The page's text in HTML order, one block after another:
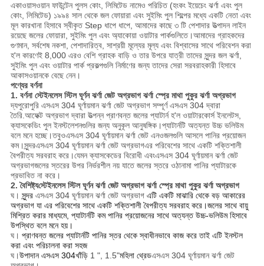
একাওয়াসওয়ান ফাউন্টেন পুলস কোং, লিমিটেড নামেও পরিচিত (হংকং ইয়েচেং ঝর্ণা এবং পুল
কোং, লিমিটেড) ১৯৯৪ সাল থেকে জল ফোয়ারা এবং সুইমিং পুল শিল্পের মধ্যে একটি নেতা এবং
মূল কারখানা হিসাবে স্বীকৃত Step ধাপে ধাপে, আমাদের কাছে ৩ টি পেশাদার উত্পাদন লাইন
রয়েছে জলের ফোয়ারা, সুইমিং পুল এবং অ্যাকোয়া ওয়াটার পার্কগুলিতে।আমাদের গ্রাহকদের
গুণমান, সর্বশেষ নকশা, পেশাদারিত্ব, সাশ্রয়ী মূল্যের মূল্য এবং বিশ্বাসের সাথে পরিবেশন করা
হ'ল কারণেই 8,000 এরও বেশি গ্রাহক বাড়ি ও তার উপরে যাত্রী তাদের সুন্দর জল ঝর্ণা,
সুইমিং পুল এবং ওয়াটার পার্ক প্রকল্পগুলি নির্মাণের জন্য তাদের সেরা সরবরাহকারী হিসাবে
আকাসওয়ানকে বেছে নেন।
পণ্যের বর্ণনা
1. বর্ণনাস্টেইনলেস স্টিল ঘূর্ণন ঝর্ণা জেট অগ্রভাগ ঝর্ণা স্প্রে মাথা পুকুর ঝর্ণা অগ্রভাগ
দ্যপুরোপুরি এসএস 304 ঘূর্ণায়মান ঝর্ণা জেট অগ্রভাগসম্পূর্ণ এসএস 304 দ্বারা
তৈরি.আফেক্ট অগ্রভাগ দ্বারা উত্পন্ন প্রাণবন্ত জলের প্যাটার্ন হ'ল ওয়াটারকোর্স ইনলেটস,
ক্যাসকেডিং পুল ইনস্টলেশনগুলির জন্য অনুকূল আনুষঙ্গিক।প্যাটার্নটি অত্যন্ত উচ্চ ভলিউম
বলে মনে হচ্ছে।তবুওএসএস 304 ঘূর্ণায়মান ঝর্ণা জেট এনওজলগুলি আসলে পানির প্রয়োজন
কম।সুন্দরএসএস 304 ঘূর্ণায়মান ঝর্ণা জেট অগ্রভাগএর পরিবেশের সাথে একটি শক্তিশালী
বৈপরীত্য সরবরাহ করে।যেমন ক্যাসকেডের বিরোধী এবংএসএস 304 ঘূর্ণায়মান ঝর্ণা জেট
অগ্রভাগজলের স্তরের উপর নির্ভরশীল নয় যাতে জলের স্তরে ওঠানামা পানির প্যাটারকে
প্রভাবিত না করে।
2. বৈশিষ্ট্যস্টেইনলেস স্টিল ঘূর্ণন ঝর্ণা জেট অগ্রভাগ ঝর্ণা স্প্রে মাথা পুকুর ঝর্ণা অগ্রভাগ
ঘ। সুন্দর এসএস 304 ঘূর্ণায়মান ঝর্ণা জেট অগ্রভাগ এটি একটি মাঝারি থেকে বড় আকারের
অগ্রভাগ যা এর পরিবেশের সাথে একটি শক্তিশালী বৈপরীত্য সরবরাহ করে।জলের সাথে বায়ু
মিশ্রিত করার মাধ্যমে, প্যাটার্নটি কম পানির প্রয়োজনের সাথে অত্যন্ত উচ্চ-ভলিউম হিসাবে
উপস্থিত বলে মনে হয়।
ঘ। প্রাণবন্ত জলের প্যাটার্নটি পানির স্তর থেকে স্বাধীনভাবে কাজ করে তাই এটি ইনস্টল
করা এবং পরিচালনা করা সহজ
ঘ।উপাদান এসএস 304খাঁড়ি 1 ", 1.5"মহিলা থ্রেডএসএস 304 ঘূর্ণায়মান ঝর্ণা জেট